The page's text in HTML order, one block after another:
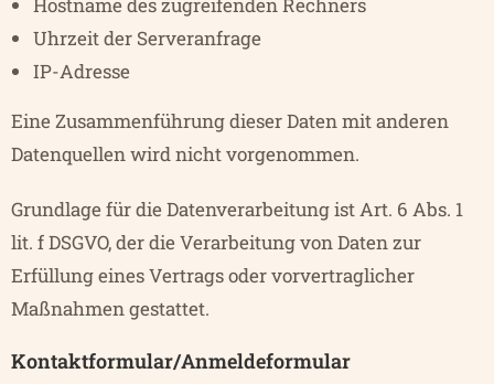
Uhrzeit der Serveranfrage
IP-Adresse
Eine Zusammenführung dieser Daten mit anderen
Datenquellen wird nicht vorgenommen.
Grundlage für die Datenverarbeitung ist Art. 6 Abs. 1
lit. f DSGVO, der die Verarbeitung von Daten zur
Erfüllung eines Vertrags oder vorvertraglicher
Maßnahmen gestattet.
Kontaktformular/Anmeldeformular